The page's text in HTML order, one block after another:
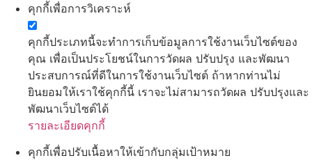
คุกกี้เพื่อการวิเคราะห์
คุกกี้ประเภทนี้จะทำการเก็บข้อมูลการใช้งานเว็บไซต์ของ
คุณ เพื่อเป็นประโยชน์ในการวัดผล ปรับปรุง และพัฒนา
ประสบการณ์ที่ดีในการใช้งานเว็บไซต์ ถ้าหากท่านไม่
ยินยอมให้เราใช้คุกกี้นี้ เราจะไม่สามารถวัดผล ปรับปรุงและ
พัฒนาเว็บไซต์ได้
รายละเอียดคุกกี้
คุกกี้เพื่อปรับเนื้อหาให้เข้ากับกลุ่มเป้าหมาย